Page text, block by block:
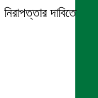
দাবিতে